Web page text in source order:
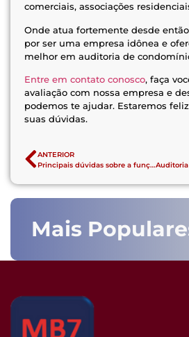
comerciais, associações
Onde atua fortemente desde
por ser uma empresa idônea e
melhor em auditoria de
Entre em contato conosco, faça
avaliação com nossa empresa e
podemos te ajudar. Estaremos
suas dúvidas.
ANTERIOR
Principais dúvidas sobre a função do subsíndico
Mais